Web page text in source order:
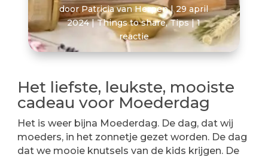
doorPatricia van Herpen|29 april
2024|Things to share,Tips|1
reactie
Het liefste, leukste, mooiste
cadeau voor Moederdag
Het is weer bijna Moederdag. De dag, dat wij
moeders, in het zonnetje gezet worden. De dag
dat we mooie knutsels van de kids krijgen. De